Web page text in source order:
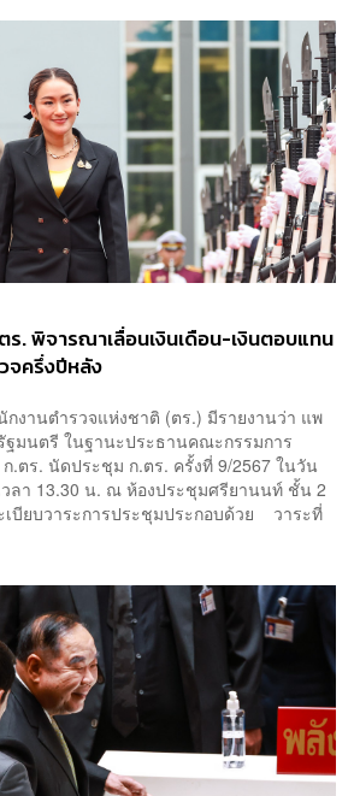
ร. พิจารณาเลื่อนเงินเดือน-เงินตอบแทน
จครึ่งปีหลัง
งานตำรวจแห่งชาติ (ตร.) มีรายงานว่า แพ
มนตรี ในฐานะประธานคณะกรรมการ
.ตร. นัดประชุม ก.ตร. ครั้งที่ 9/2567 ในวัน
ลา 13.30 น. ณ ห้องประชุมศรียานนท์ ชั้น 2
บียบวาระการประชุมประกอบด้วย วาระที่